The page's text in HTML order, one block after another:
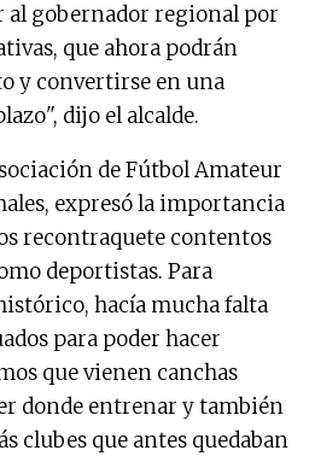
al gobernador regional por
que ahora podrán
y convertirse en una
dijo el alcalde.
de Fútbol Amateur
expresó la importancia
recontraquete contentos
deportistas. Para
hacía mucha falta
para poder hacer
que vienen canchas
donde entrenar y también
clubes que antes quedaban